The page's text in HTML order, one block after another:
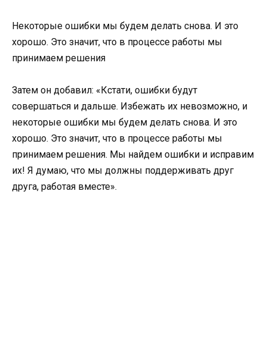
Некоторые ошибки мы будем делать снова. И это
хорошо. Это значит, что в процессе работы мы
принимаем решения
Затем он добавил: «Кстати, ошибки будут
совершаться и дальше. Избежать их невозможно, и
некоторые ошибки мы будем делать снова. И это
хорошо. Это значит, что в процессе работы мы
принимаем решения. Мы найдем ошибки и исправим
их! Я думаю, что мы должны поддерживать друг
друга, работая вместе».